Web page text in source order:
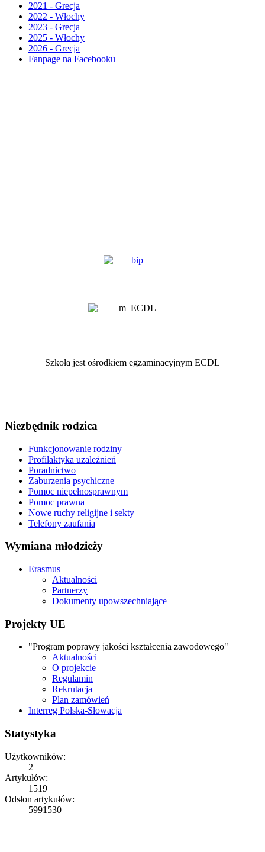
2021 - Grecja
2022 - Włochy
2023 - Grecja
2025 - Włochy
2026 - Grecja
Fanpage na Facebooku
Szkoła jest ośrodkiem egzaminacyjnym ECDL
Niezbędnik rodzica
Funkcjonowanie rodziny
Profilaktyka uzależnień
Poradnictwo
Zaburzenia psychiczne
Pomoc niepełnosprawnym
Pomoc prawna
Nowe ruchy religijne i sekty
Telefony zaufania
Wymiana młodzieży
Erasmus+
Aktualności
Partnerzy
Dokumenty upowszechniające
Projekty UE
"Program poprawy jakości kształcenia zawodowego"
Aktualności
O projekcie
Regulamin
Rekrutacja
Plan zamówień
Interreg Polska-Słowacja
Statystyka
Użytkowników:
2
Artykułów:
1519
Odsłon artykułów:
5991530